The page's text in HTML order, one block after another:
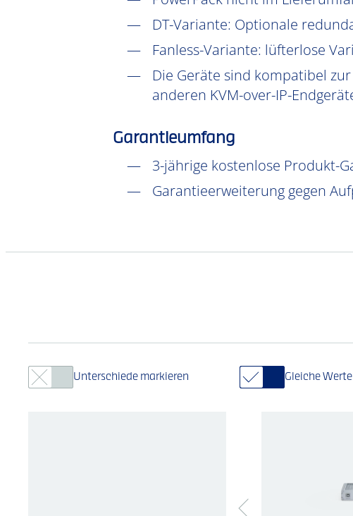
DT-Variante: Optionale
Fanless-Variante: lüfterlose
Die Geräte sind kompatibel
anderen KVM-over-IP-
Garantieumfang
3-jährige kostenlose Produkt-
Garantieerweiterung gegen
Unterschiede markieren Gleiche